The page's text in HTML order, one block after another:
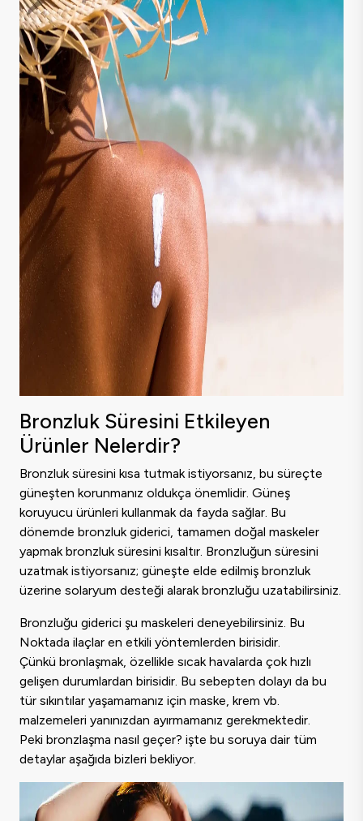
Bronzluk Süresini Etkileyen
Ürünler Nelerdir?
Bronzluk süresini kısa tutmak istiyorsanız, bu süreçte
güneşten korunmanız oldukça önemlidir. Güneş
koruyucu ürünleri kullanmak da fayda sağlar. Bu
dönemde bronzluk giderici, tamamen doğal maskeler
yapmak bronzluk süresini kısaltır. Bronzluğun süresini
uzatmak istiyorsanız; güneşte elde edilmiş bronzluk
üzerine solaryum desteği alarak bronzluğu uzatabilirsiniz.
Bronzluğu giderici şu maskeleri deneyebilirsiniz. Bu
Noktada ilaçlar en etkili yöntemlerden birisidir.
Çünkü bronlaşmak, özellikle sıcak havalarda çok hızlı
gelişen durumlardan birisidir. Bu sebepten dolayı da bu
tür sıkıntılar yaşamamanız için maske, krem vb.
malzemeleri yanınızdan ayırmamanız gerekmektedir.
Peki bronzlaşma nasıl geçer? işte bu soruya dair tüm
detaylar aşağıda bizleri bekliyor.